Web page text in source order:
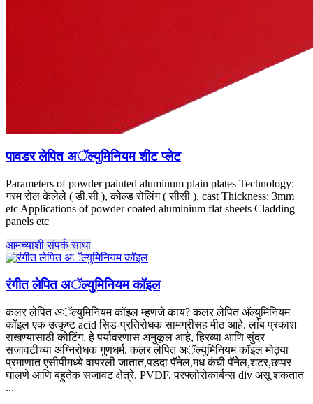
पावडर लेपित अॅल्युमिनियम शीट प्लेट
Parameters of powder painted aluminum plain plates Technology:
गरम रोल केलेले ( डी.सी ), कोल्ड रोलिंग ( सीसी ), cast Thickness: 3mm
etc Applications of powder coated aluminium flat sheets Cladding
panels etc
आमच्याशी संपर्क साधा
रंगीत लेपित अॅल्युमिनियम कॉइल
कलर लेपित अॅल्युमिनियम कॉइल म्हणजे काय? कलर लेपित अ‍ॅल्युमिनियम
कॉइल एक उत्कृष्ट acid सिड-प्रतिरोधक सामग्रीसह मीठ आहे. लांब प्रकाश
राखण्यासाठी कोटिंग. हे पर्यावरणास अनुकूल आहे, हिरव्या आणि सुंदर
सजावटीच्या अग्निरोधक गुणधर्म. कलर लेपित अॅल्युमिनियम कॉइल मोठ्या
प्रमाणात एसीपीमध्ये वापरली जातात,पडदा पॅनेल,मध कंघी पॅनेल,शटर,छप्पर
घालणे आणि बहुतेक सजावट क्षेत्रे. PVDF, परफ्लोरोकार्बन्स div असू शकतात
...